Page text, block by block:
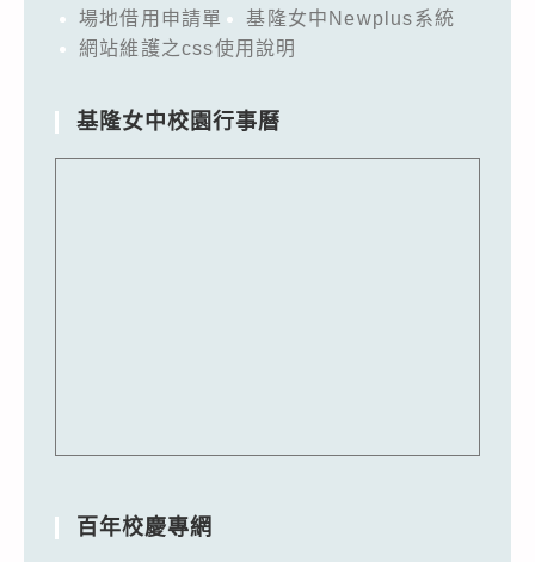
場地借用申請單
基隆女中Newplus系統
網站維護之css使用說明
基隆女中校園行事曆
百年校慶專網